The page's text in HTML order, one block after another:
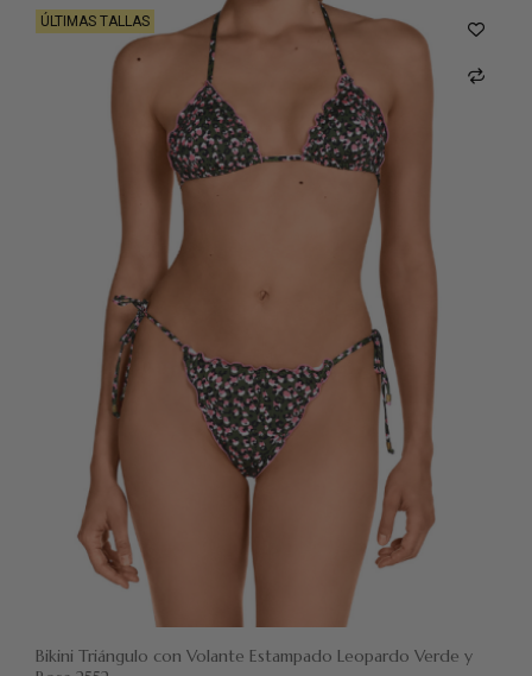
ÚLTIMAS TALLAS
Bikini Triángulo con Volante Estampado Leopardo Verde y